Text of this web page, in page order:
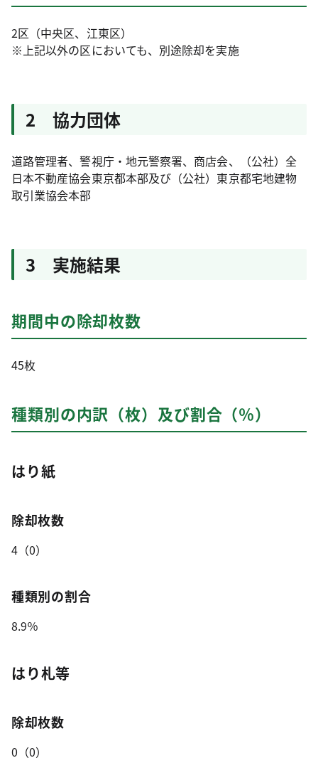
2区（中央区、江東区）
※上記以外の区においても、別途除却を実施
2 協力団体
道路管理者、警視庁・地元警察署、商店会、（公社）全
日本不動産協会東京都本部及び（公社）東京都宅地建物
取引業協会本部
3 実施結果
期間中の除却枚数
45枚
種類別の内訳（枚）及び割合（％）
はり紙
除却枚数
4（0）
種類別の割合
8.9％
はり札等
除却枚数
0（0）